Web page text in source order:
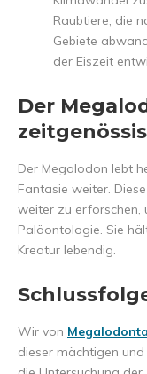
Raubtiere, die
Gebiete
der Eiszeit
Der
Der Megalodon lebt
Fantasie weiter.
weiter zu erforschen,
Paläontologie. Sie
Kreatur lebendig.
Wir von
dieser mächtigen